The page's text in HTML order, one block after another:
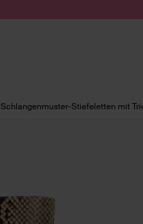
Schlangenmuster-Stiefeletten mit